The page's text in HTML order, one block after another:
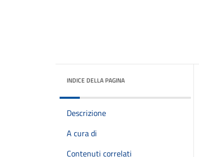
INDICE DELLA PAGINA
Descrizione
A cura di
Contenuti correlati